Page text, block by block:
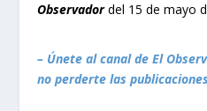
Observadordel 15 de mayo
– Únete al canal de El
no perderte las